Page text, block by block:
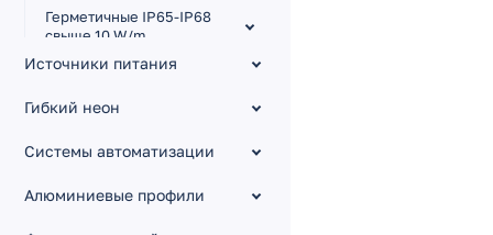
Герметичные IP65-IP68
свыше 10 W/m
Для сауны и бассейна
Узкие 3.5-5 мм
Малый шаг резки
Изгиб на плоскости RZ
Источники питания
Гибкий неон
Системы автоматизации
Алюминиевые профили